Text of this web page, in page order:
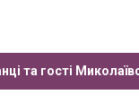
та гості